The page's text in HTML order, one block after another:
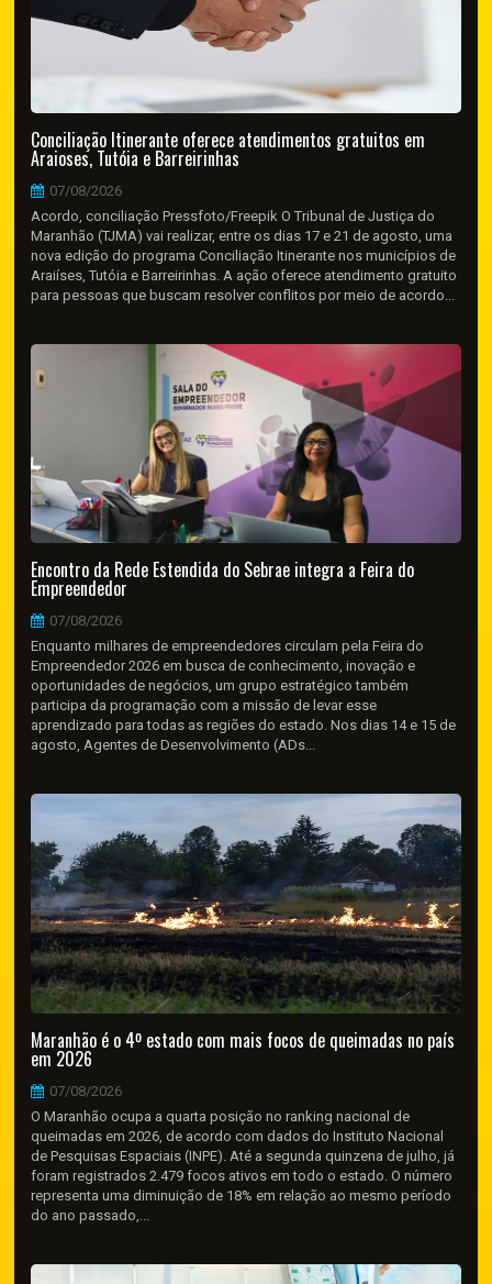
Conciliação Itinerante oferece atendimentos gratuitos em
Araioses, Tutóia e Barreirinhas
07/08/2026
Acordo, conciliação Pressfoto/Freepik O Tribunal de Justiça do
Maranhão (TJMA) vai realizar, entre os dias 17 e 21 de agosto, uma
nova edição do programa Conciliação Itinerante nos municípios de
Araiíses, Tutóia e Barreirinhas. A ação oferece atendimento gratuito
para pessoas que buscam resolver conflitos por meio de acordo...
Encontro da Rede Estendida do Sebrae integra a Feira do
Empreendedor
07/08/2026
Enquanto milhares de empreendedores circulam pela Feira do
Empreendedor 2026 em busca de conhecimento, inovação e
oportunidades de negócios, um grupo estratégico também
participa da programação com a missão de levar esse
aprendizado para todas as regiões do estado. Nos dias 14 e 15 de
agosto, Agentes de Desenvolvimento (ADs...
Maranhão é o 4º estado com mais focos de queimadas no país
em 2026
07/08/2026
O Maranhão ocupa a quarta posição no ranking nacional de
queimadas em 2026, de acordo com dados do Instituto Nacional
de Pesquisas Espaciais (INPE). Até a segunda quinzena de julho, já
foram registrados 2.479 focos ativos em todo o estado. O número
representa uma diminuição de 18% em relação ao mesmo período
do ano passado,...